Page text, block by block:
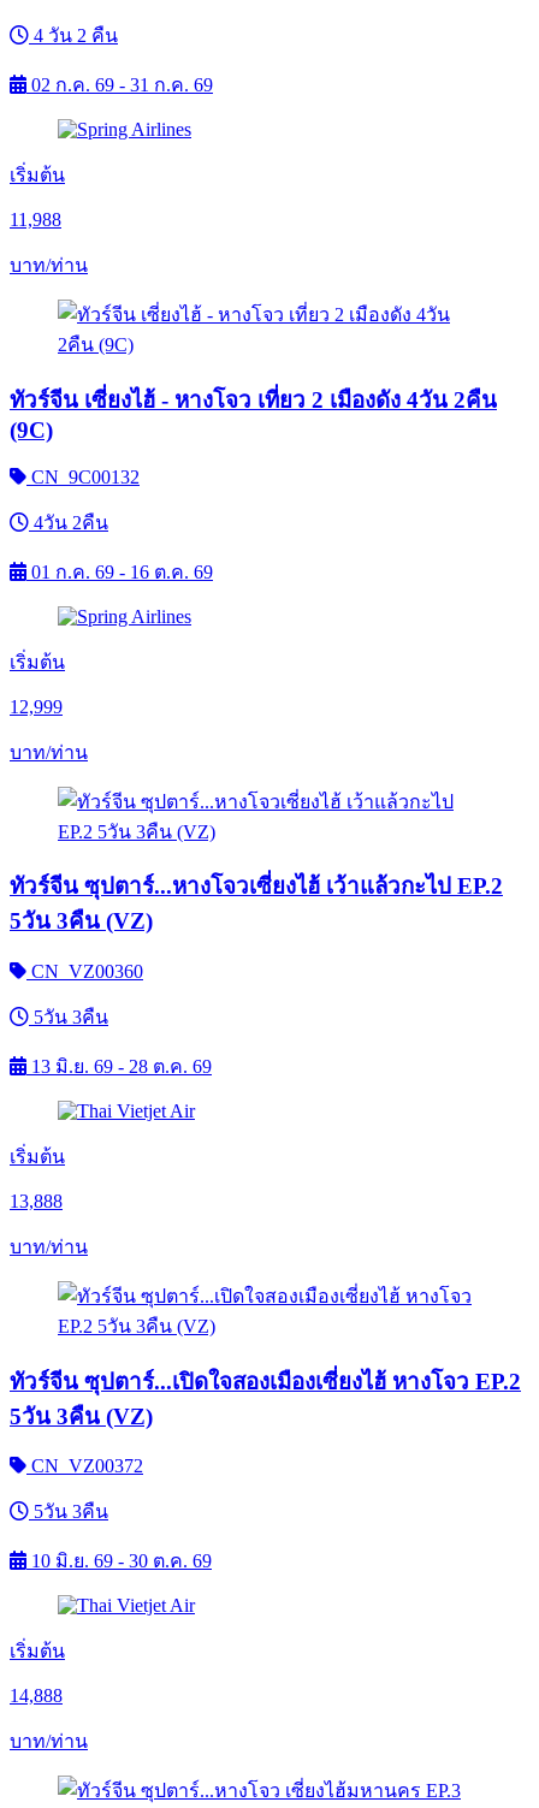
4 วัน 2 คืน
02 ก.ค. 69 - 31 ก.ค. 69
เริ่มต้น
11,988
บาท/ท่าน
ทัวร์จีน เซี่ยงไฮ้ - หางโจว เที่ยว 2 เมืองดัง 4วัน 2คืน
(9C)
CN_9C00132
4วัน 2คืน
01 ก.ค. 69 - 16 ต.ค. 69
เริ่มต้น
12,999
บาท/ท่าน
ทัวร์จีน ซุปตาร์...หางโจวเซี่ยงไฮ้ เว้าแล้วกะไป EP.2
5วัน 3คืน (VZ)
CN_VZ00360
5วัน 3คืน
13 มิ.ย. 69 - 28 ต.ค. 69
เริ่มต้น
13,888
บาท/ท่าน
ทัวร์จีน ซุปตาร์...เปิดใจสองเมืองเซี่ยงไฮ้ หางโจว EP.2
5วัน 3คืน (VZ)
CN_VZ00372
5วัน 3คืน
10 มิ.ย. 69 - 30 ต.ค. 69
เริ่มต้น
14,888
บาท/ท่าน